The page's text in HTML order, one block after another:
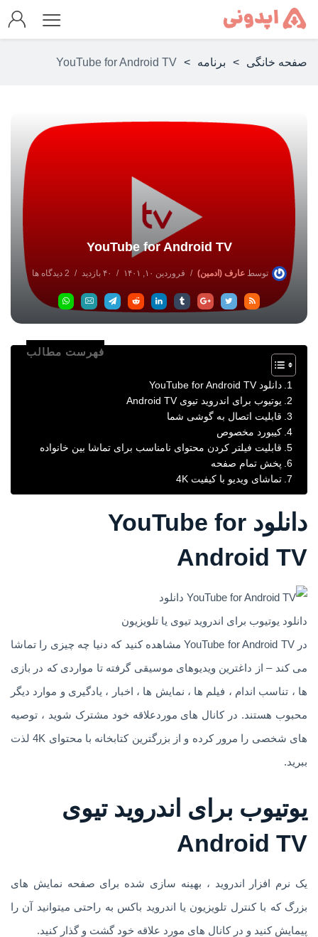
صفحه خانگی > برنامه >
YouTube for Android TV
YouTube for Android TV
توسطعارف (ادمین) فروردین ۱۰, ۱۴۰۱ ۴۰ بازدید 2 دیدگاه ها
فهرست مطالب
دانلود YouTube for Android TV
یوتیوب برای اندروید تیوی Android TV
قابلیت اتصال به گوشی شما
کیبورد مخصوص
قابلیت فیلتر کردن محتوای نامناسب برای تماشا بین خانواده
پخش تمام صفحه
تماشای ویدیو با کیفیت 4K
دانلود YouTube for
Android TV
دانلود یوتیوب برای اندروید تیوی یا تلویزیون
در YouTube for Android TV مشاهده کنید که دنیا چه چیزی را تماشا
می کند – از داغترین ویدیوهای موسیقی گرفته تا مواردی که در بازی
ها ، تناسب اندام ، فیلم ها ، نمایش ها ، اخبار ، یادگیری و موارد دیگر
محبوب هستند. در کانال های موردعلاقه خود مشترک شوید ، توصیه
های شخصی را مرور کرده و از بزرگترین کتابخانه با محتوای 4K لذت
ببرید.
یوتیوب برای اندروید تیوی
Android TV
یک نرم افزار اندروید ، بهینه سازی شده برای صفحه نمایش های
بزرگ که با کنترل تلویزیون یا اندروید باکس به راحتی میتوانید آن را
پیمایش کنید و در کانال های مورد علاقه خود گشت و گذار کنید.